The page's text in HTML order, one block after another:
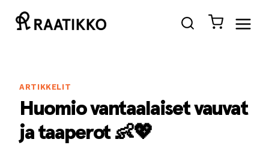
sisältöön
ARTIKKELIT
Huomio vantaalaiset vauvat
ja taaperot 👶💖